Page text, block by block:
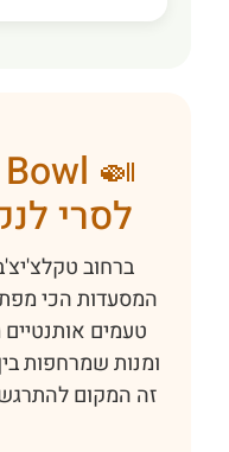
לסרי
ברחוב
טעמים
ומנות שמרחפות
זה המקום